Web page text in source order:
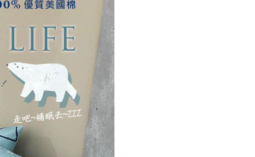
【注意事項】
１．透過由恩沛科技股份有限公司提供之「AFTEE先享後付」服務完成之
交易，需依本服務之必要範圍內提供個人資料，並將交易相關給付款項請
求債權轉讓予恩沛科技股份有限公司。
２．關於個人資料處理事宜，請瀏覽以下網址：
https://aftee.tw/terms/#terms3
３．未成年的使用者請事先徵得法定代理人或監護人之同意方可使用
「AFTEE先享後付」，若未經同意申辦者引起之損失，本公司不負相關責
任。
４．使用「AFTEE先享後付」時，將依據個別帳號之用戶狀況，依本公司
即時審查核予不同之上限額度；若仍有額度不足之情形，本公司將視審查
結果請求用戶進行身份認證。
５．嚴禁一人註冊多個帳號或使用他人資訊註冊。若發現惡意使用之情
形，恩沛科技股份有限公司將有權停止該用戶之使用額度並採取法律行
動。
宅配
每筆NT$100，滿NT$499(含以上)免運費
每筆NT$100，滿NT$499(含以上)免運費